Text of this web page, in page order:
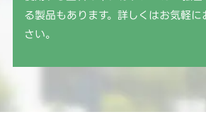
る製品もあります。詳しくはお気軽
さい。